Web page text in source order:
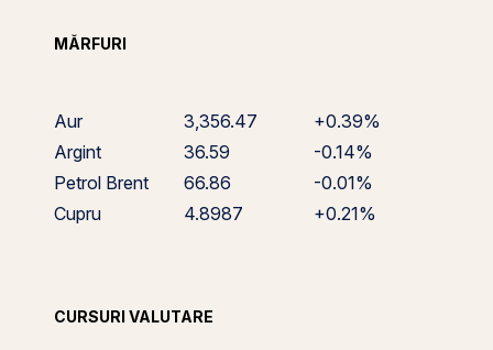
MĂRFURI
Aur 3,356.47
+0.39%
Argint
36.59
-0.14%
Petrol Brent
66.86
-0.01%
Cupru
4.8987 +0.21%
CURSURI VALUTARE